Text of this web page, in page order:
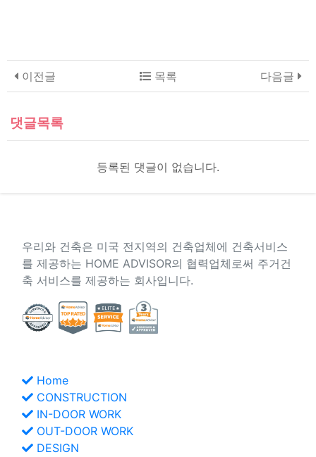
이전글 다음글
목록
댓글목록
등록된 댓글이 없습니다.
우리와 건축은 미국 전지역의 건축업체에 건축서비스
를 제공하는 HOME ADVISOR의 협력업체로써 주거건
축 서비스를 제공하는 회사입니다.
Home
CONSTRUCTION
IN-DOOR WORK
OUT-DOOR WORK
DESIGN